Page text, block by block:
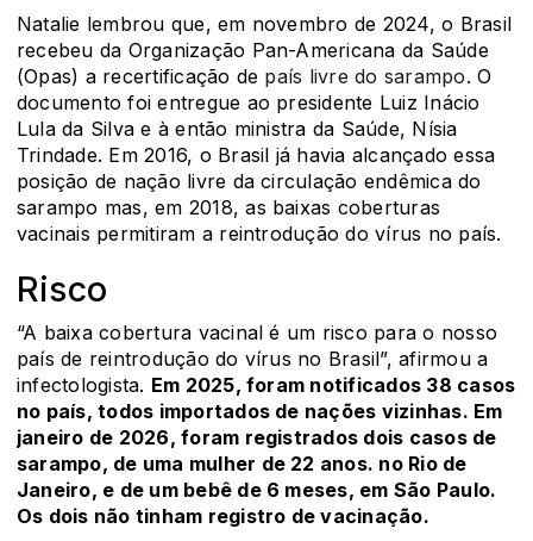
Natalie lembrou que, em novembro de 2024, o Brasil
recebeu da Organização Pan-Americana da Saúde
(Opas) a recertificação de país livre do sarampo. O
documento foi entregue ao presidente Luiz Inácio
Lula da Silva e à então ministra da Saúde, Nísia
Trindade. Em 2016, o Brasil já havia alcançado essa
posição de nação livre da circulação endêmica do
sarampo mas, em 2018, as baixas coberturas
vacinais permitiram a reintrodução do vírus no país.
Risco
“A baixa cobertura vacinal é um risco para o nosso
país de reintrodução do vírus no Brasil”, afirmou a
infectologista. Em 2025, foram notificados 38 casos
no país, todos importados de nações vizinhas. Em
janeiro de 2026, foram registrados dois casos de
sarampo, de uma mulher de 22 anos. no Rio de
Janeiro, e de um bebê de 6 meses, em São Paulo.
Os dois não tinham registro de vacinação.